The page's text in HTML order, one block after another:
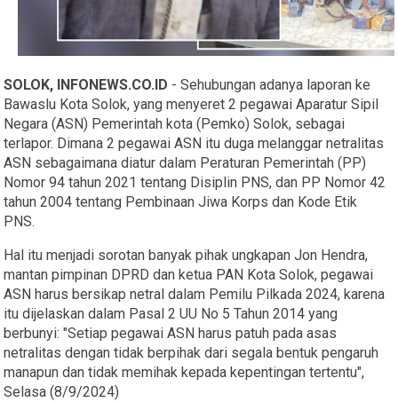
SOLOK, INFONEWS.CO.ID - Sehubungan adanya laporan ke
Bawaslu Kota Solok, yang menyeret 2 pegawai Aparatur Sipil
Negara (ASN) Pemerintah kota (Pemko) Solok, sebagai
terlapor. Dimana 2 pegawai ASN itu duga melanggar netralitas
ASN sebagaimana diatur dalam Peraturan Pemerintah (PP)
Nomor 94 tahun 2021 tentang Disiplin PNS, dan PP Nomor 42
tahun 2004 tentang Pembinaan Jiwa Korps dan Kode Etik
PNS.
Hal itu menjadi sorotan banyak pihak ungkapan Jon Hendra,
mantan pimpinan DPRD dan ketua PAN Kota Solok, pegawai
ASN harus bersikap netral dalam Pemilu Pilkada 2024, karena
itu dijelaskan dalam Pasal 2 UU No 5 Tahun 2014 yang
berbunyi: "Setiap pegawai ASN harus patuh pada asas
netralitas dengan tidak berpihak dari segala bentuk pengaruh
manapun dan tidak memihak kepada kepentingan tertentu",
Selasa (8/9/2024)